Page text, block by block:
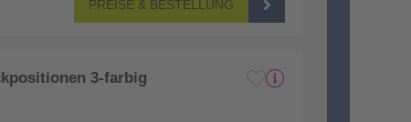
PREISE & BESTELLUNG
3-farbig